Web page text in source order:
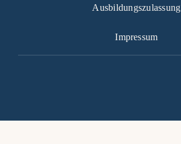
Ausbildungszulassung
Impressum